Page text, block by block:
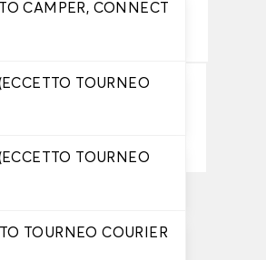
CAMPER, CONNECT
TOURNEO
TOURNEO
TOURNEO COURIER
di acquisto.